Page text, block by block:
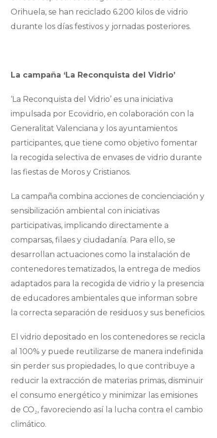
Orihuela, se han reciclado 6.200 kilos de vidrio
durante los días festivos y jornadas posteriores.
La campaña ‘La Reconquista del Vidrio’
‘La Reconquista del Vidrio’ es una iniciativa
impulsada por Ecovidrio, en colaboración con la
Generalitat Valenciana y los ayuntamientos
participantes, que tiene como objetivo fomentar
la recogida selectiva de envases de vidrio durante
las fiestas de Moros y Cristianos.
La campaña combina acciones de concienciación y
sensibilización ambiental con iniciativas
participativas, implicando directamente a
comparsas, filaes y ciudadanía. Para ello, se
desarrollan actuaciones como la instalación de
contenedores tematizados, la entrega de medios
adaptados para la recogida de vidrio y la presencia
de educadores ambientales que informan sobre
la correcta separación de residuos y sus beneficios.
El vidrio depositado en los contenedores se recicla
al 100% y puede reutilizarse de manera indefinida
sin perder sus propiedades, lo que contribuye a
reducir la extracción de materias primas, disminuir
el consumo energético y minimizar las emisiones
de CO₂, favoreciendo así la lucha contra el cambio
climático.